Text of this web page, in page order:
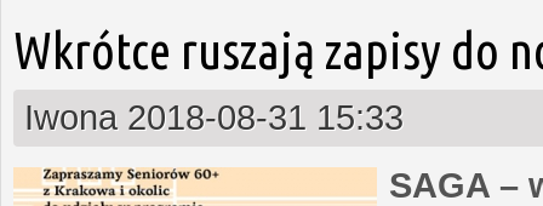
Wkrótce ruszają zapisy do
Iwona 2018-08-31 15:33
SAGA –